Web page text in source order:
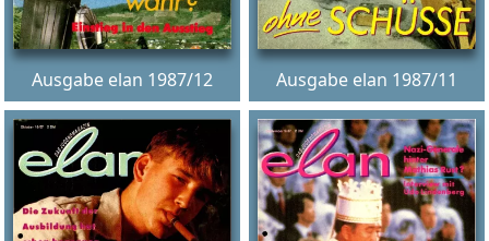
Ausgabe elan 1987/12 Ausgabe elan 1987/11